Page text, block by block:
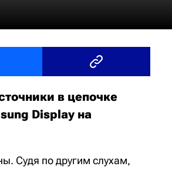
в цепочке
Display на
Судя по другим слухам,